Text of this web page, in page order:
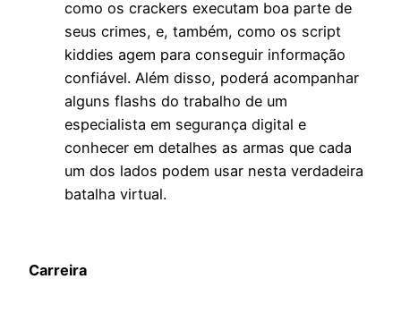
como os crackers executam boa parte de
seus crimes, e, também, como os script
kiddies agem para conseguir informação
confiável. Além disso, poderá acompanhar
alguns flashs do trabalho de um
especialista em segurança digital e
conhecer em detalhes as armas que cada
um dos lados podem usar nesta verdadeira
batalha virtual.
Carreira